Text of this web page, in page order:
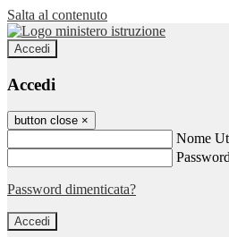
Salta al contenuto
Accedi
Accedi
button close ×
Nome
Password dimenticata?